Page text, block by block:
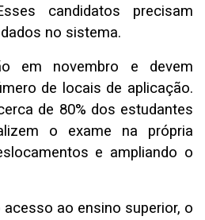
candidatos precisam
no sistema.
em novembro e devem
de locais de aplicação.
de 80% dos estudantes
o exame na própria
e ampliando o
ao ensino superior, o